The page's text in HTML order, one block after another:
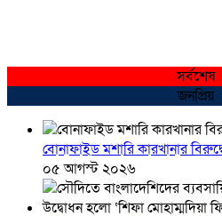
সর্বশেষ
জনপ্রিয়
বোনাফাইড মশারি কারখানার
০৫ আগস্ট ২০২৬